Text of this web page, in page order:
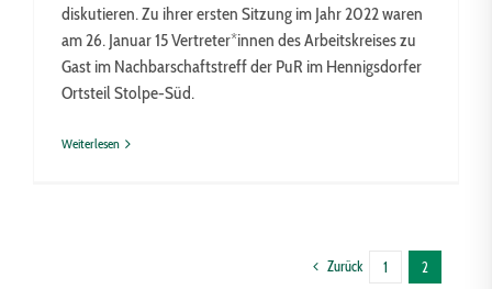
diskutieren. Zu ihrer ersten Sitzung im Jahr 2022 waren
am 26. Januar 15 Vertreter*innen des Arbeitskreises zu
Gast im Nachbarschaftstreff der PuR im Hennigsdorfer
Ortsteil Stolpe-Süd.
Weiterlesen
Zurück 1 2